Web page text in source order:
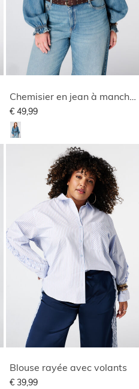
€ 49,99
Blouse rayée avec volants
€ 39,99